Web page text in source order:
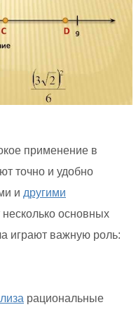
применение в
точно и удобно
и другими
основных
играют важную роль:
рациональные